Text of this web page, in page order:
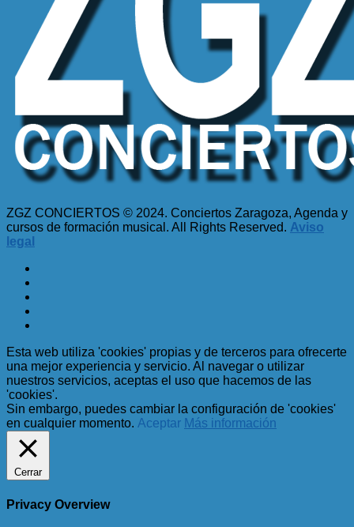
ZGZ CONCIERTOS © 2024. Conciertos Zaragoza, Agenda y
cursos de formación musical. All Rights Reserved. Aviso
legal
Esta web utiliza 'cookies' propias y de terceros para ofrecerte
una mejor experiencia y servicio. Al navegar o utilizar
nuestros servicios, aceptas el uso que hacemos de las
'cookies'.
Sin embargo, puedes cambiar la configuración de 'cookies'
en cualquier momento. Aceptar Más información
Cerrar
Privacy Overview